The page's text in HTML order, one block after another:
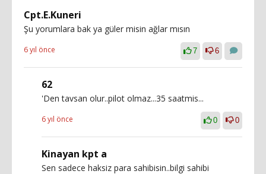
Cpt.E.Kuneri
Şu yorumlara bak ya güler misin ağlar mısın
6 yıl önce 7 6
62
'Den tavsan olur..pilot olmaz...35 saatmis...
6 yıl önce 0 0
Kinayan kpt a
Sen sadece haksiz para sahibisin..bilgi sahibi